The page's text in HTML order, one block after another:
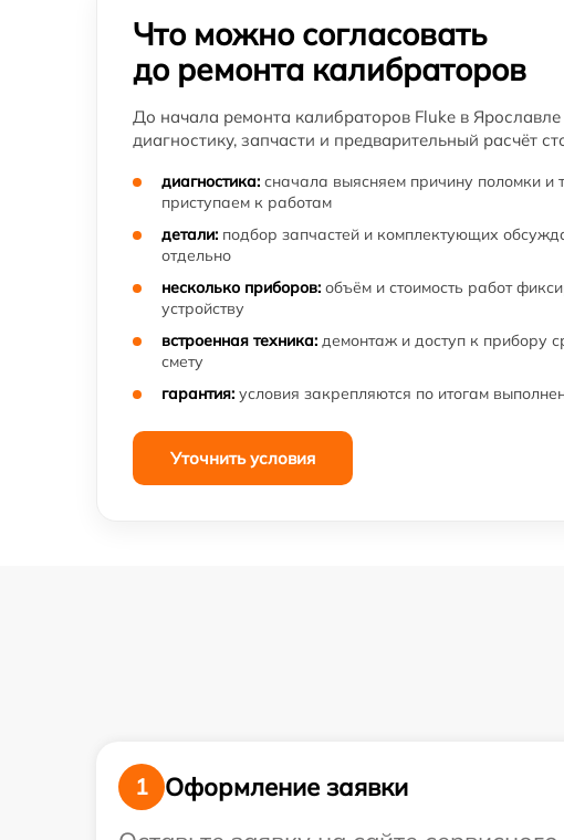
Что можно согласовать
до ремонта калибраторов
До начала ремонта калибраторов Fluke в Ярославле
диагностику, запчасти и предварительный расчёт
диагностика: сначала выясняем причину поломки и
приступаем к работам
детали: подбор запчастей и комплектующих
отдельно
несколько приборов: объём и стоимость работ
устройству
встроенная техника: демонтаж и доступ к прибору
смету
гарантия: условия закрепляются по итогам
Уточнить условия
1
Оформление заявки